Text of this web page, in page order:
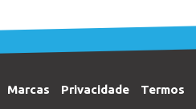
Marcas Privacidade Termos